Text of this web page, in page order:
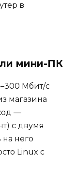
в
мини-ПК
Мбит/с
магазина
—
с двумя
него
Linux с